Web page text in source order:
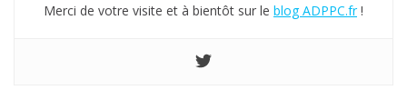
Merci de votre visite et à bientôt sur le blog ADPPC.fr!